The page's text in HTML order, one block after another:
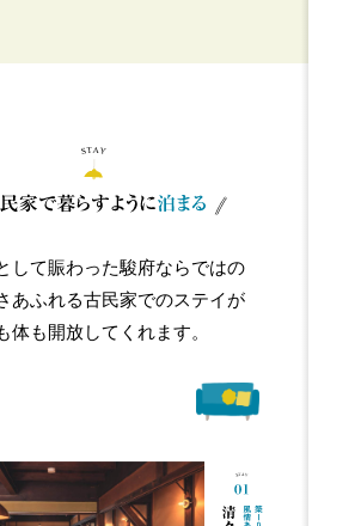
して賑わった駿府ならではの
あふれる古民家でのステイが
体も開放してくれます。